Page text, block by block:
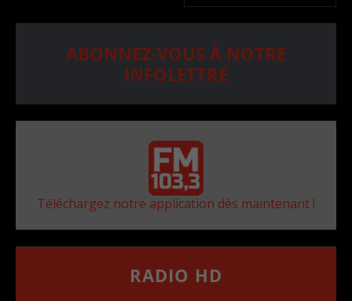
ABONNEZ-VOUS À NOTRE
INFOLETTRE
Téléchargez notre application dès maintenant !
RADIO HD